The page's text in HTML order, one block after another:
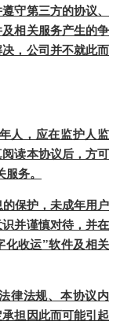
守第三方的协议、
相关服务产生的争
，公司并不就此而
人，应在监护人监
读本协议后，方可
务。
保护，未成年用户
并谨慎对待，并在
化收运”软件及相关
律法规、本协议内
担因此而可能引起